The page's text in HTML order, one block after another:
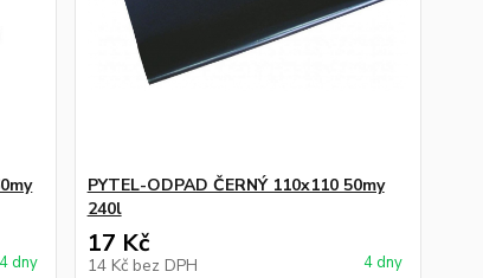
4 dny
PYTEL-ODPAD ČERNÝ 110x110 50my
240l
17 Kč
14 Kč bez DPH 4 dny